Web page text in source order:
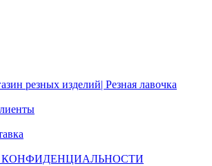
резных изделий| Резная лавочка